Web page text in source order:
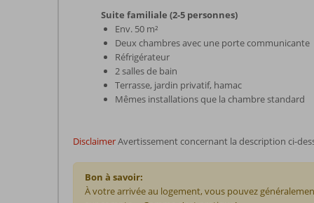
Suite familiale (2-5 personnes)
Env. 50 m²
Deux chambres avec une porte communicante
Réfrigérateur
2 salles de bain
Terrasse, jardin privatif, hamac
Mêmes installations que la chambre standard
DisclaimerAvertissement concernant la description ci-
Bon à savoir:
À votre arrivée au logement, vous pouvez